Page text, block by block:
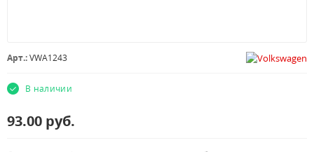
Арт.:VWA1243
В наличии
93.00 руб.